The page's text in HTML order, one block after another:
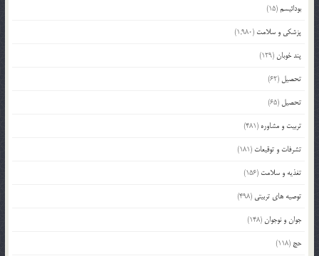
بودائیسم(15)
پزشکی و سلامت (1,980)
پند خوبان(129)
تحصیل (62)
تحصیل (65)
تربیت و مشاوره (481)
تشرفات و توقیعات (181)
تغذیه و سلامت (156)
توصیه های تربیتی (498)
جوان و نوجوان(148)
حج (118)